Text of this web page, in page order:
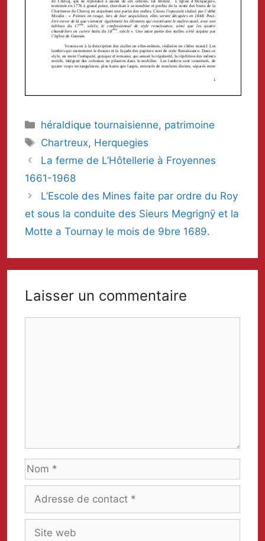
Catégories
héraldique tournaisienne, patrimoine
Mots-
clés
Chartreux, Herquegies
La ferme de L’Hôtellerie à Froyennes
1661-1968
L’Escole des Mines faite par ordre du Roy
et sous la conduite des Sieurs Megrignÿ et la
Motte a Tournay le mois de 9bre 1689.
Laisser un commentaire
Nom
de
contact